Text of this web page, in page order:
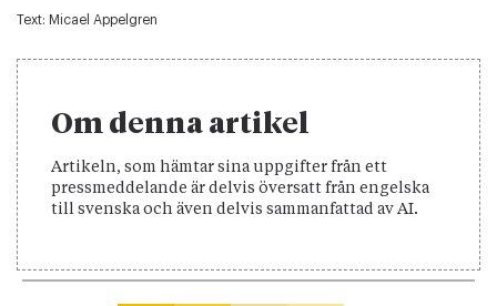
Text: Micael Appelgren
Om denna artikel
Artikeln, som hämtar sina uppgifter från ett
pressmeddelande är delvis översatt från engelska
till svenska och även delvis sammanfattad av AI.